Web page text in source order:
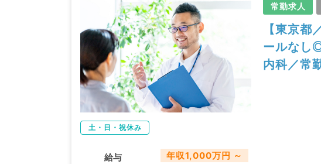
常勤求人
【東京
ールなし
内科／常
土・日・祝休み
給与 年収1,000万円 ～